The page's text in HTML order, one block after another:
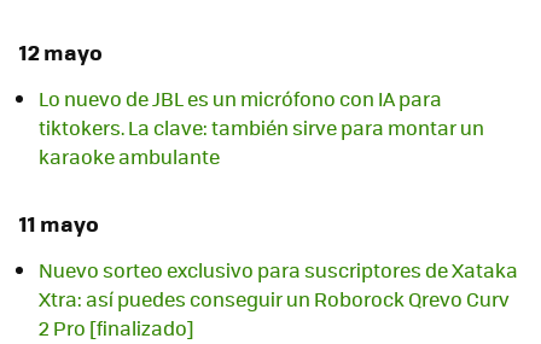
12 mayo
Lo nuevo de JBL es un micrófono con IA para
tiktokers. La clave: también sirve para montar un
karaoke ambulante
11 mayo
Nuevo sorteo exclusivo para suscriptores de Xataka
Xtra: así puedes conseguir un Roborock Qrevo Curv
2 Pro [finalizado]